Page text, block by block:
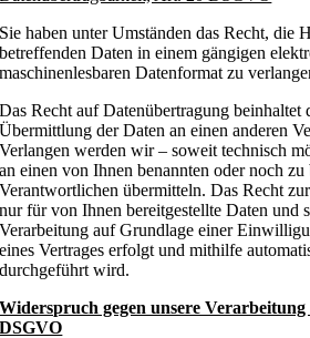
Sie haben unter Umständen das Recht, die
betreffenden Daten in einem gängigen
maschinenlesbaren Datenformat zu
Das Recht auf Datenübertragung beinhaltet
Übermittlung der Daten an einen anderen
Verlangen werden wir – soweit technisch
an einen von Ihnen benannten oder noch zu
Verantwortlichen übermitteln. Das Recht
nur für von Ihnen bereitgestellte Daten und
Verarbeitung auf Grundlage einer
eines Vertrages erfolgt und mithilfe
durchgeführt wird.
Widerspruch gegen unsere
DSGVO